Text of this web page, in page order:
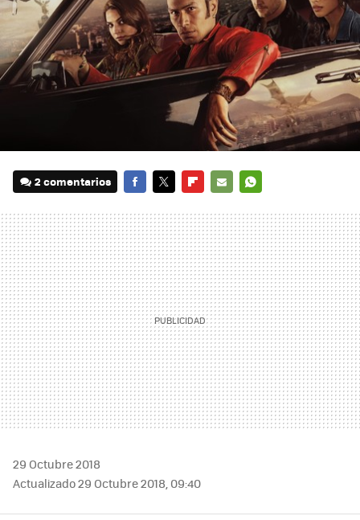
2 comentarios
MAIL
29 Octubre 2018
Actualizado 29 Octubre 2018, 09:40